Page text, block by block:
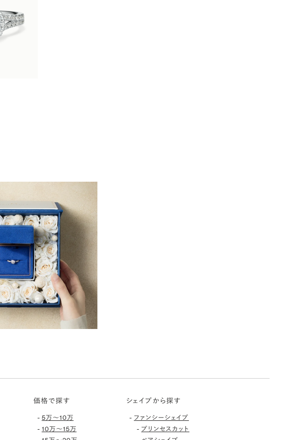
価格で探す
- 5万〜10万
- 10万〜15万
シェイプから探す
- ファンシーシェイプ
- プリンセスカット